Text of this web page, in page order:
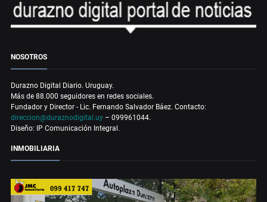
NOSOTROS
Durazno Digital Diario. Uruguay.
Más de 88.000 seguidores en redes sociales.
Fundador y Director - Lic. Fernando Salvador Báez. Contacto:
direccion@duraznodigital.uy – 099961044.
Diseño: IP Comunicación Integral.
INMOBILIARIA